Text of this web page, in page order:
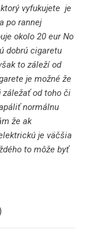
vyfukujete je
po rannej
okolo 20 eur No
dobrú cigaretu
to záleží od
je možné že
od toho či
normálnu
že ak
je väčšia
to môže byť